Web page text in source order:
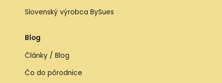
Slovenský výrobca BySues
Blog
Články / Blog
Čo do pôrodnice